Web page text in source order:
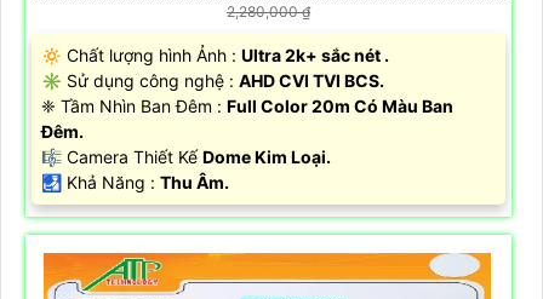
2,280,000 ₫
🔅 Chất lượng hình Ảnh : Ultra 2k+ sắc nét .
✳️ Sử dụng công nghệ : AHD CVI TVI BCS.
❈ Tầm Nhìn Ban Đêm : Full Color 20m Có Màu Ban
Đêm.
🎼️ Camera Thiết KếDome Kim Loại.
️🛃 Khả Năng : Thu Âm.